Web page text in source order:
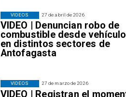
27 de abril de 2026
VIDEO | Denuncian robo de
combustible desde
en distintos sectores de
Antofagasta
VIDEOS
27 de marzo de 2026
VIDEO | Registran el
VIDEOS